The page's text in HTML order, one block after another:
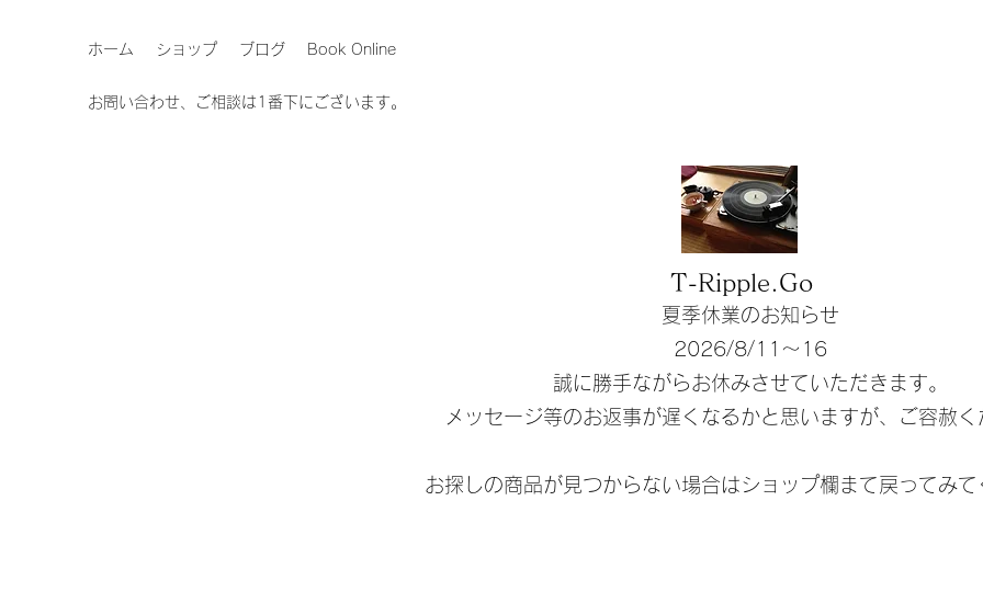
ホーム ショップ ブログ Book Online
お問い合わせ、ご相談は1番下にございます。
T-Ripple.Go
夏季休業のお知らせ
​2026/8/11〜16
誠に勝手ながらお休みさせていただきます。
メッセージ等のお返事が遅くなるかと思いますが、ご容赦く
お探しの商品が見つからない場合はショップ欄まて戻ってみて